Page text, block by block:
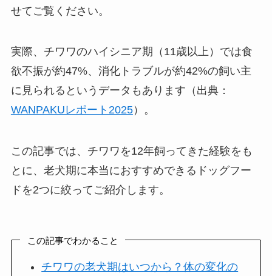
せてご覧ください。
実際、チワワのハイシニア期（11歳以上）では食
欲不振が約47%、消化トラブルが約42%の飼い主
に見られるというデータもあります（出典：
WANPAKUレポート2025）。
この記事では、チワワを12年飼ってきた経験をも
とに、老犬期に本当におすすめできるドッグフー
ドを2つに絞ってご紹介します。
この記事でわかること
チワワの老犬期はいつから？体の変化の